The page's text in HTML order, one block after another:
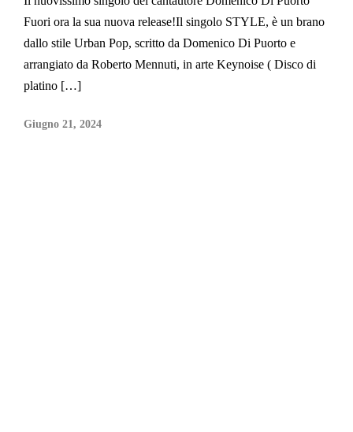
Fuori ora la sua nuova release!Il singolo STYLE, è un brano
dallo stile Urban Pop, scritto da Domenico Di Puorto e
arrangiato da Roberto Mennuti, in arte Keynoise ( Disco di
platino […]
Giugno 21, 2024